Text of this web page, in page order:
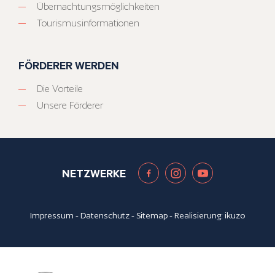
Übernachtungsmöglichkeiten
Tourismusinformationen
FÖRDERER WERDEN
Die Vorteile
Unsere Förderer
NETZWERKE
Impressum -Datenschutz- Sitemap- Realisierung:ikuzo